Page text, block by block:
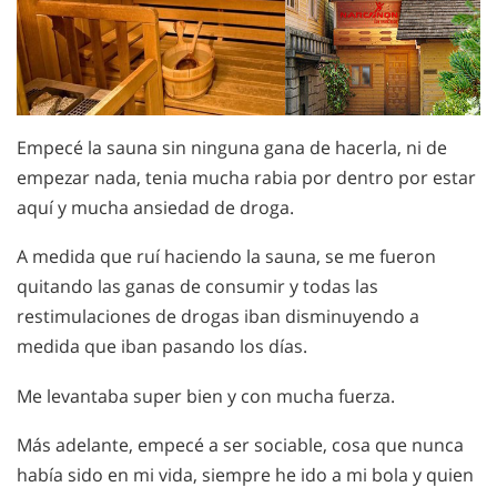
Empecé la sauna sin ninguna gana de hacerla, ni de
empezar nada, tenia mucha rabia por dentro por estar
aquí y mucha ansiedad de droga.
A medida que ruí haciendo la sauna, se me fueron
quitando las ganas de consumir y todas las
restimulaciones de drogas iban disminuyendo a
medida que iban pasando los días.
Me levantaba super bien y con mucha fuerza.
Más adelante, empecé a ser sociable, cosa que nunca
había sido en mi vida, siempre he ido a mi bola y quien